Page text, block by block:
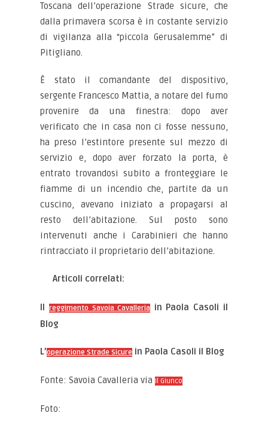
Toscana dell’operazione Strade sicure, che
dalla primavera scorsa è in costante servizio
di vigilanza alla “piccola Gerusalemme” di
Pitigliano.
È stato il comandante del dispositivo,
sergente Francesco Mattia, a notare del fumo
provenire da una finestra: dopo aver
verificato che in casa non ci fosse nessuno,
ha preso l’estintore presente sul mezzo di
servizio e, dopo aver forzato la porta, è
entrato trovandosi subito a fronteggiare le
fiamme di un incendio che, partite da un
cuscino, avevano iniziato a propagarsi al
resto dell’abitazione. Sul posto sono
intervenuti anche i Carabinieri che hanno
rintracciato il proprietario dell’abitazione.
Articoli correlati:
Il reggimento Savoia Cavalleria in Paola Casoli il
Blog
L’operazione Strade Sicure in Paola Casoli il Blog
Fonte: Savoia Cavalleria viaIl Giunco
Foto: